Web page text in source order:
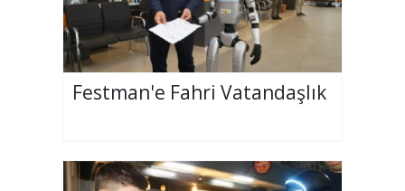
Festman'e Fahri Vatandaşlık